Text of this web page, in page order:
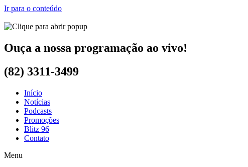
Ir para o conteúdo
Ouça a nossa programação ao vivo!
(82) 3311-3499
Início
Notícias
Podcasts
Promoções
Blitz 96
Contato
Menu